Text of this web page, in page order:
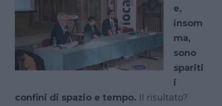
e,
insom
ma,
sono
spariti
i
confini di spazio e tempo. Il risultato?